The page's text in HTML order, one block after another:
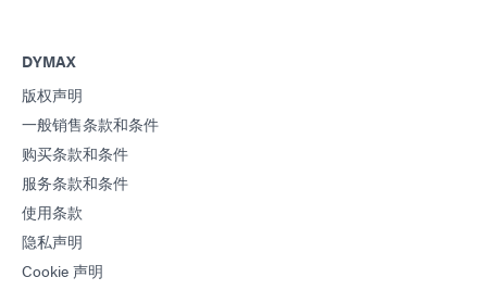
DYMAX
版权声明
一般销售条款和条件
购买条款和条件
服务条款和条件
使用条款
隐私声明
Cookie 声明